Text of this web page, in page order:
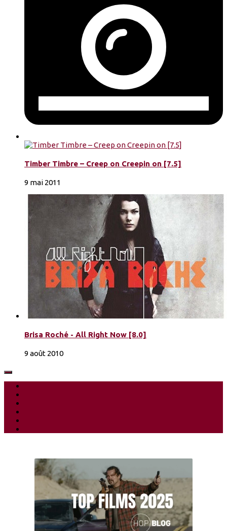
Timber Timbre – Creep on Creepin on [7.5]
9 mai 2011
Brisa Roché - All Right Now [8.0]
9 août 2010